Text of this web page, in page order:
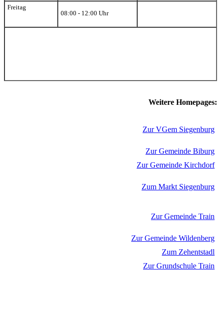
Freitag
08:00 - 12:00 Uhr
Weitere Homepages:
Zur VGem Siegenburg
Zur Gemeinde Biburg
Zur Gemeinde Kirchdorf
Zum Markt Siegenburg
Zur Gemeinde Train
Zur Gemeinde Wildenberg
Zum Zehentstadl
Zur Grundschule Train